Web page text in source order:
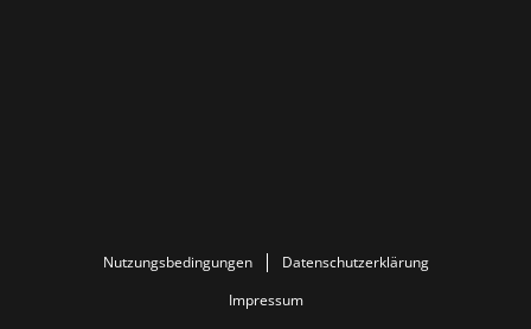
Nutzungsbedingungen
Datenschutzerklärung
Impressum